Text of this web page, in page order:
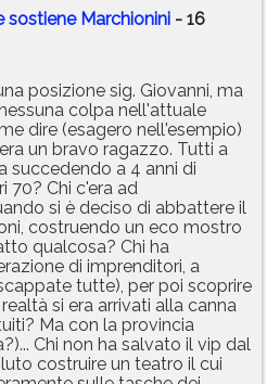
sostiene Marchionini - 16
posizione sig. Giovanni, ma
colpa nell'attuale
dire (esagero nell'esempio)
un bravo ragazzo. Tutti a
succedendo a 4 anni di
70? Chi c'era ad
si è deciso di abbattere il
costruendo un eco mostro
qualcosa? Chi ha
di imprenditori, a
tutte), per poi scoprire
si era arrivati alla canna
Ma con la provincia
Chi non ha salvato il vip dal
costruire un teatro il cui